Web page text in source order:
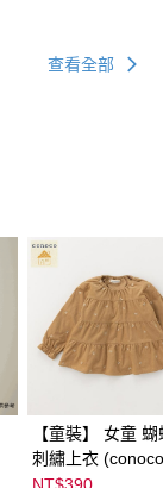
查看全部
【童裝】 女童
刺繡上衣